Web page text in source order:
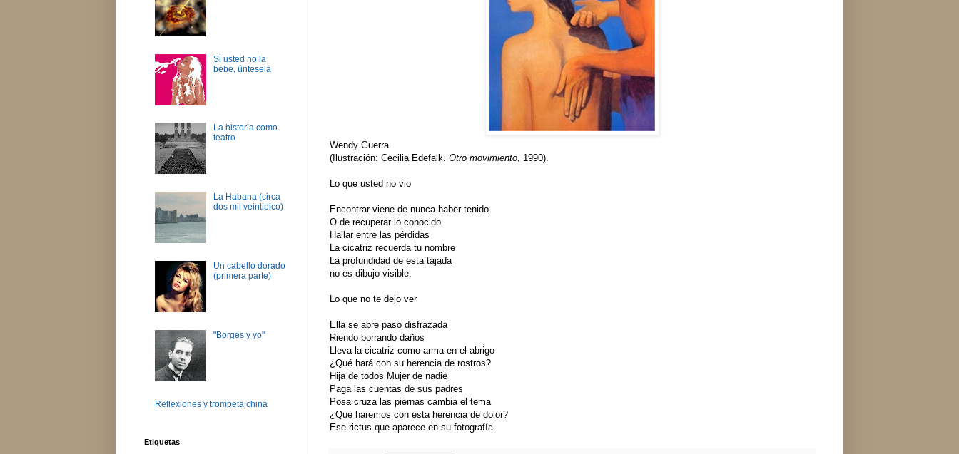
Wendy Guerra
(Ilustración: Cecilia Edefalk, Otro movimiento , 1990).
Lo que usted no vio
Encontrar viene de nunca haber tenido
O de recuperar lo conocido
Hallar entre las pérdidas
La cicatriz recuerda tu nombre
La profundidad de esta tajada
no es dibujo visible.
Lo que no te dejo ver
Ella se abre paso disfrazada
Riendo borrando daños
Lleva la cicatriz como arma en el abrigo
¿Qué hará con su herencia de rostros?
Hija de todos Mujer de nadie
Paga las cuentas de sus padres
Posa cruza las piernas cambia el tema
¿Qué haremos con esta herencia de dolor?
Ese rictus que aparece en su fotografía.
Si usted no la
bebe, úntesela
La historia como
teatro
La Habana (circa
dos mil veintipico)
Un cabello dorado
(primera parte)
"Borges y yo"
Reflexiones y trompeta china
Etiquetas